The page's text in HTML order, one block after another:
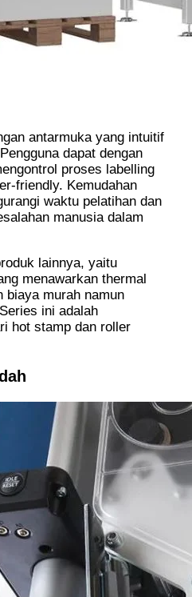
antarmuka yang intuitif
dapat dengan
proses labelling
friendly. Kemudahan
waktu pelatihan dan
manusia dalam
lainnya, yaitu
menawarkan thermal
biaya murah namun
ini adalah
hot stamp dan roller